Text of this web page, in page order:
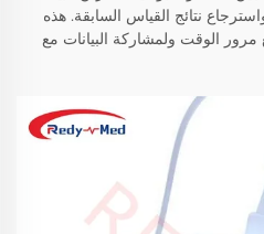
نتائج القياس السابقة. هذه
مرور الوقت ولمشاركة البيانات مع